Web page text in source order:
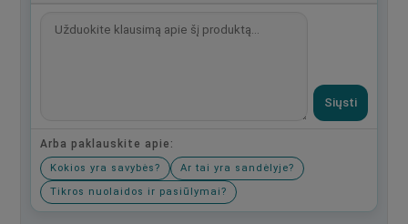
Siųsti
Arba paklauskite apie:
Kokios yra savybės?
Ar tai yra sandėlyje?
Tikros nuolaidos ir pasiūlymai?